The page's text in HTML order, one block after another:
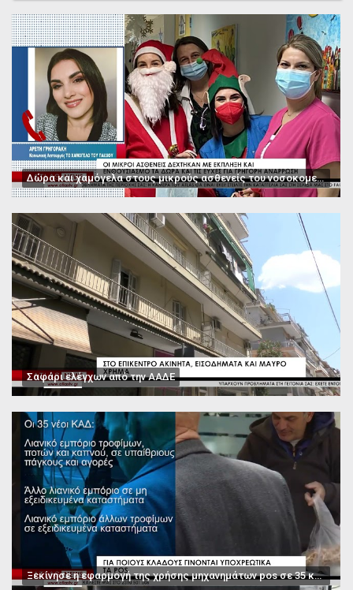
Δώρα και χαμόγελα στους μικρούς ασθενείς του νοσοκομείου Παπαγεωργίου
Σαφάρι ελέγχων από την ΑΑΔΕ
Ξεκίνησε η εφαρμογή της χρήσης μηχανημάτων pos σε 35 κατηγορίες επαγγελμάτων